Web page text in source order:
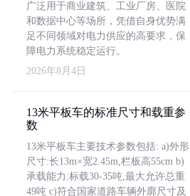
广泛用于商业建筑、工业厂房、医院
和数据中心等场所，凭借自身优势满
足不同领域对电力供应的高要求，保
障电力系统稳定运行。
2026年8月4日
13米平板车的标准尺寸和载重参
数
13米平板车主要技术参数包括: a)外形
尺寸:长13m×宽2.45m,栏板高55cm b)
承载能力:标载30-35吨,最大允许总重
49吨 c)符合国家道路车辆外廓尺寸及